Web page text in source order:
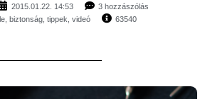
2015.01.22. 14:53
3 hozzászólás
, biztonság, tippek videó 63540